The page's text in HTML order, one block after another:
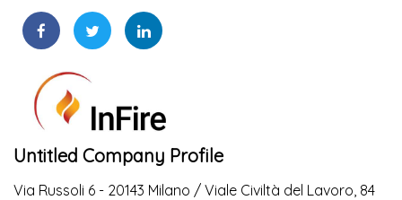
Untitled Company Profile
Via Russoli 6 - 20143 Milano / Viale Civiltà del Lavoro, 84